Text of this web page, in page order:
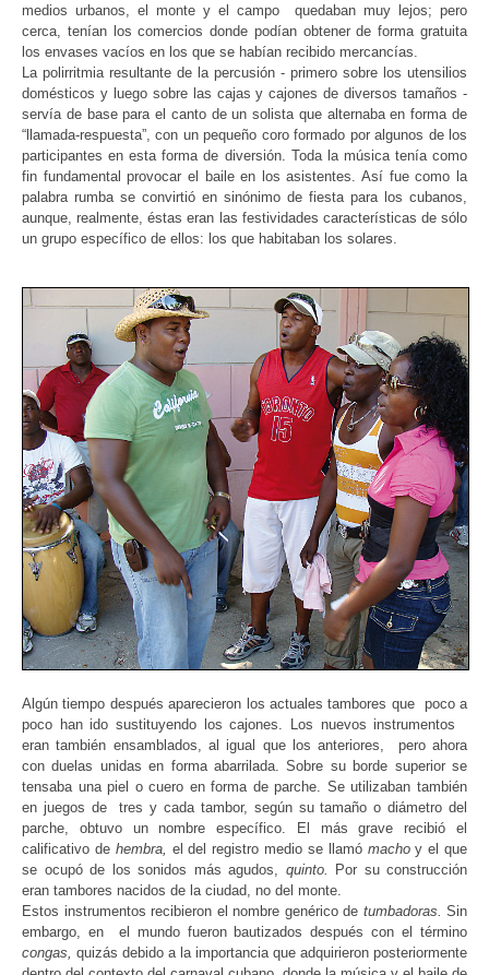
medios urbanos, el monte y el campo quedaban muy lejos; pero
cerca, tenían los comercios donde podían obtener de forma gratuita
los envases vacíos en los que se habían recibido mercancías.
La polirritmia resultante de la percusión - primero sobre los utensilios
domésticos y luego sobre las cajas y cajones de diversos tamaños -
servía de base para el canto de un solista que alternaba en forma de
“llamada-respuesta”, con un pequeño coro formado por algunos de los
participantes en esta forma de diversión. Toda la música tenía como
fin fundamental provocar el baile en los asistentes. Así fue como la
palabra rumba se convirtió en sinónimo de fiesta para los cubanos,
aunque, realmente, éstas eran las festividades características de sólo
un grupo específico de ellos: los que habitaban los solares.
Algún tiempo después aparecieron los actuales tambores que poco a
poco han ido sustituyendo los cajones. Los nuevos instrumentos
eran también ensamblados, al igual que los anteriores, pero ahora
con duelas unidas en forma abarrilada. Sobre su borde superior se
tensaba una piel o cuero en forma de parche. Se utilizaban también
en juegos de tres y cada tambor, según su tamaño o diámetro del
parche, obtuvo un nombre específico. El más grave recibió el
calificativo de hembra, el del registro medio se llamó machoy el que
se ocupó de los sonidos más agudos, quinto.
Por su construcción
eran tambores nacidos de la ciudad, no del monte.
Estos instrumentos recibieron el nombre genérico de tumbadoras. Sin
embargo, en el mundo fueron bautizados después con el término
congas quizás debido a la importancia que adquirieron posteriormente